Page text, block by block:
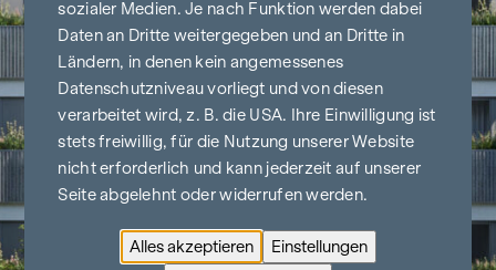
sozialer Medien. Je nach Funktion werden dabei
Daten an Dritte weitergegeben und an Dritte in
Ländern, in denen kein angemessenes
Datenschutzniveau vorliegt und von diesen
verarbeitet wird, z. B. die USA. Ihre Einwilligung ist
stets freiwillig, für die Nutzung unserer Website
nicht erforderlich und kann jederzeit auf unserer
Seite abgelehnt oder widerrufen werden.
Alles akzeptieren
Einstellungen